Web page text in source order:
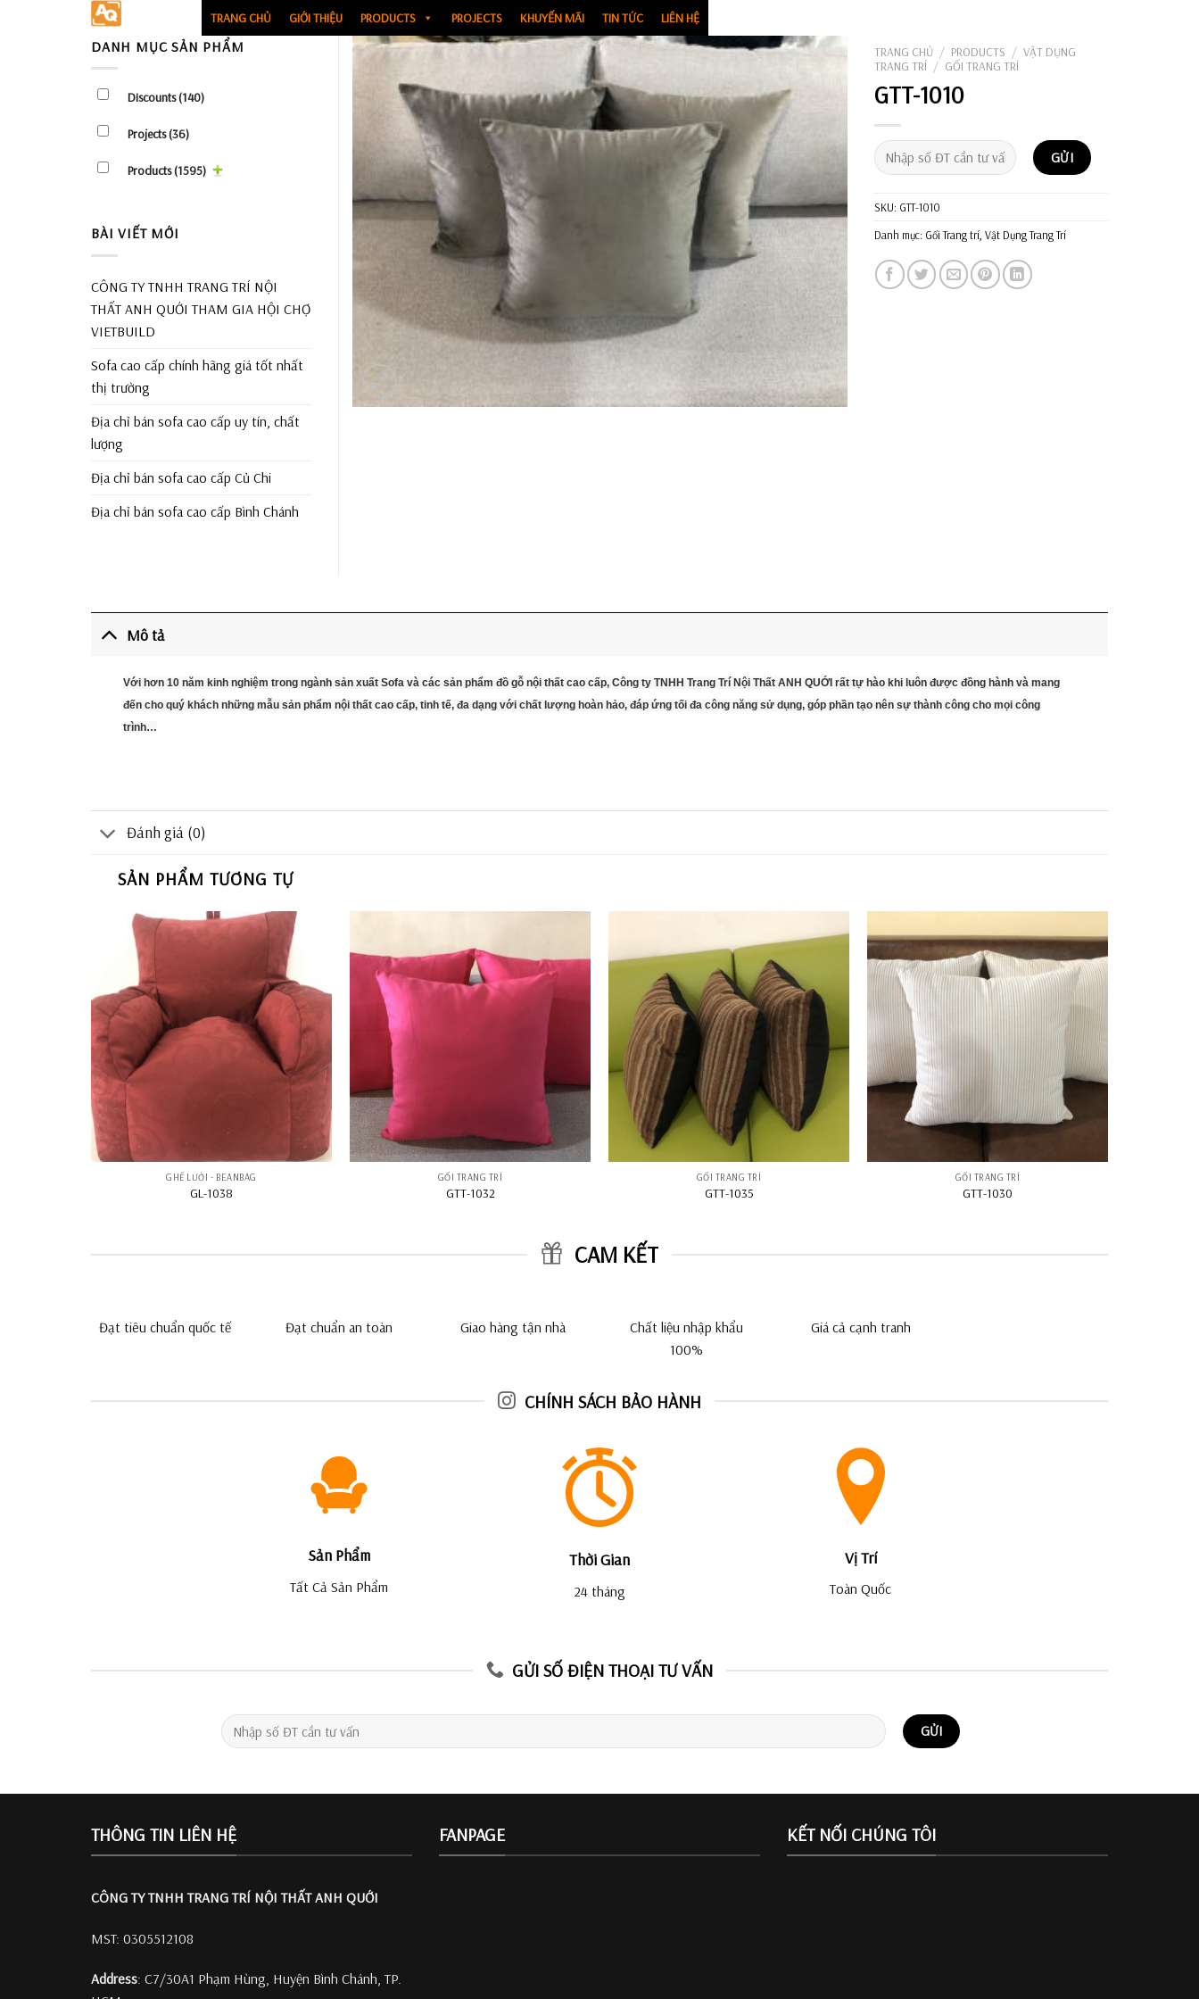
TRANG CHỦ GIỚI THIỆU PRODUCTS PROJECTS KHUYẾN MÃI TIN TỨC LIÊN HỆ
TRANG CHỦ / PRODUCTS / VẬT DỤNG
TRANG TRÍ / GỐI TRANG TRÍ
GTT-1010
SKU: GTT-1010
Danh mục: Gối Trang trí, Vật Dụng Trang Trí
DANH MỤC SẢN PHẨM
Discounts(140)
Projects(36)
Products(1595)
BÀI VIẾT MỚI
CÔNG TY TNHH TRANG TRÍ NỘI
THẤT ANH QUỚI THAM GIA HỘI CHỢ
VIETBUILD
Sofa cao cấp chính hãng giá tốt nhất
thị trường
Địa chỉ bán sofa cao cấp uy tín, chất
lượng
Địa chỉ bán sofa cao cấp Củ Chi
Địa chỉ bán sofa cao cấp Bình Chánh
Mô tả
Với hơn 10 năm kinh nghiệm trong ngành sản xuất Sofa và các sản phẩm đồ gỗ nội thất cao cấp, Công ty TNHH Trang Trí Nội Thất ANH QUỚI rất tự hào khi luôn được đồng hành và mang
đến cho quý khách những mẫu sản phẩm nội thất cao cấp, tinh tế, đa dạng với chất lượng hoàn hảo, đáp ứng tối đa công năng sử dụng, góp phần tạo nên sự thành công cho mọi công
trình…
Đánh giá (0)
SẢN PHẨM TƯƠNG TỰ
GHẾ LƯỜI - BEANBAG
GL-1038
GỐI TRANG TRÍ
GTT-1032
GỐI TRANG TRÍ
GTT-1035
GỐI TRANG TRÍ
GTT-1030
CAM KẾT
Đạt tiêu chuẩn quốc tế Đạt chuẩn an toàn Giao hàng tận nhà
Chất liệu nhập khẩu
100%
Giá cả cạnh tranh
CHÍNH SÁCH BẢO HÀNH
Sản Phẩm
Tất Cả Sản Phẩm
Thời Gian
24 tháng
Vị Trí
Toàn Quốc
GỬI SỐ ĐIỆN THOẠI TƯ VẤN
THÔNG TIN LIÊN HỆ
CÔNG TY TNHH TRANG TRÍ NỘI THẤT ANH QUỚI
MST: 0305512108
Address: C7/30A1 Phạm Hùng, Huyện Bình Chánh, TP.
FANPAGE KẾT NỐI CHÚNG TÔI